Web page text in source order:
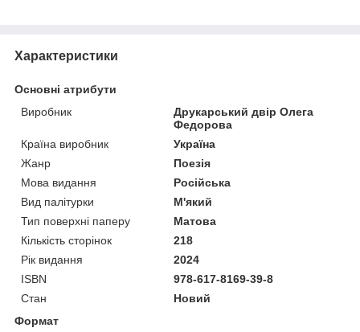
Характеристики
Основні атрибути
Виробник
Друкарський двір Олега
Федорова
Країна виробник
Україна
Жанр
Поезія
Мова видання
Російська
Вид палітурки
М'який
Тип поверхні паперу
Матова
Кількість сторінок
218
Рік видання
2024
ISBN
978-617-8169-39-8
Стан
Новий
Формат